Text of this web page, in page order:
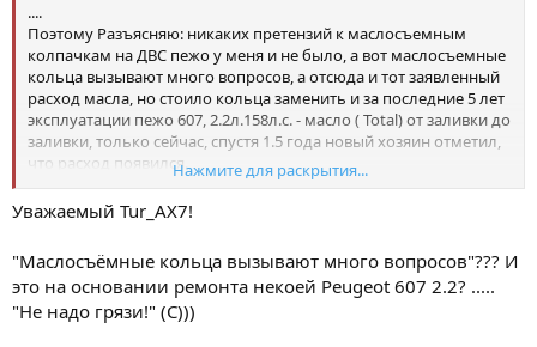
....
Поэтому Разъясняю: никаких претензий к маслосъемным
колпачкам на ДВС пежо у меня и не было, а вот маслосъемные
кольца вызывают много вопросов, а отсюда и тот заявленный
расход масла, но стоило кольца заменить и за последние 5 лет
эксплуатации пежо 607, 2.2л.158л.с. - масло ( Total) от заливки до
заливки, только сейчас, спустя 1.5 года новый хозяин отметил,
что расход появился.
А по поводу присадки сами производители говорят, что если
Ваш мотор умирает, то присадка безполезна, так что не стоит
их за то корить, к чему они никак не причастны.
Нажмите для раскрытия...
Уважаемый Tur_AX7!
"Маслосъёмные кольца вызывают много вопросов"??? И
это на основании ремонта некоей Peugeot 607 2.2? .....
"Не надо грязи!" (С)))